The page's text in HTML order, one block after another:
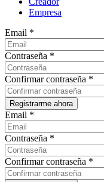
Empresa
Email *
Contraseña *
Confirmar contraseña *
Email *
Contraseña *
Confirmar contraseña *